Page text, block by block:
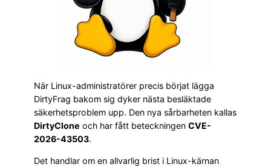
När Linux-administratörer precis börjat lägga
DirtyFrag bakom sig dyker nästa besläktade
säkerhetsproblem upp. Den nya sårbarheten kallas
DirtyClone och har fått beteckningen CVE-
2026-43503.
Det handlar om en allvarlig brist i Linux-kärnan